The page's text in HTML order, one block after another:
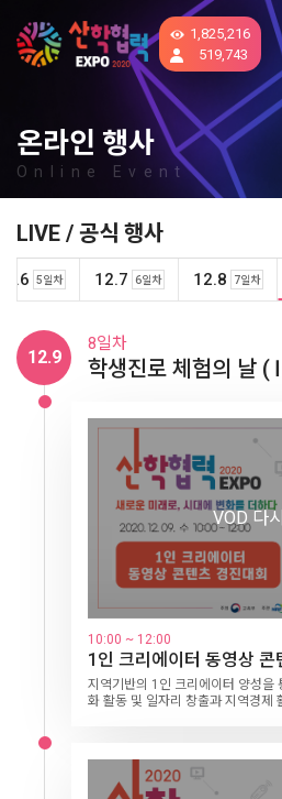
1,825,216
519,743
온라인 행사
Online Event
LIVE / 공식 행사
5일차 12.7 6일차 12.8 7일차
1일차
LINC+ 축제(Ⅰ)
10:00~ 12:30
개회식 및 기조강연
14:00~17:00
2일차
LINC+ 축제(Ⅱ)
12.2
1일차
사회맞춤형 산학협력
VOD 다시
10:00 ~ 11:00
개회식 및 시상식
2020 산학협력 EXPO의 시작을 축
12.3
2일차
사회맞춤형 산학협력
VOD 다시
10:00 ~ 12:00
LINC+ MOOC 페스티벌
대학이 개발한 MOOC 교육 콘텐츠
12.4
3일차
창업 축제
10:00 ~ 11:30
창업특강
구글 조용민 매니저가 알려주는 창
12.5
4일차
새로운 미래로, 시대
10:00 ~ 11:00
메타버스에 올라타라!
강원대 김상균 교수
12.6
5일차
새로운 미래로, 시대
10:00 ~ 11:00
인공지능의 시대의 의학
서울대 최승홍 교수
12.7
6일차
가자! 미래교육 탐험
VOD 다
10:00 ~ 12:00
2020 SAH(4)차 미래 상상
호남·제주권LINC+ 10개 사업단이
함께 추진한 4차 산업혁명 시대의 미
12.8
7일차
학생진로 체험의 날
VOD 다
10:00 ~ 12:00
석학강연
석학과 산학협력을 논의하는 온라
주제 : AI시대 인성과 교육의 방향
12.9
8일차
학생진로 체험의 날
VOD 다
10:00 ~ 12:00
1인 크리에이터 동영상 콘
지역기반의 1인 크리에이터 양성을
화 활동 및 일자리 창출과 지역경제
12.10
9일차
산학연 소통의 날
VOD 다
10:00 ~ 12:00
산·학·관 소통포럼
산업분야의 인재상과 현장에서 요
계와 대학 간의 인식과 입장에 대한